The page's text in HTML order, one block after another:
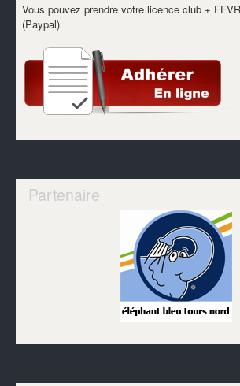
Vous pouvez prendre votre licence club +
(Paypal)
Partenaire